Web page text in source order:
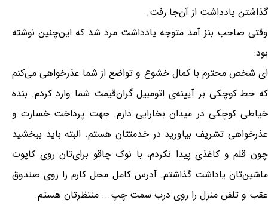
گذاشتن یادداشت از آن‌جا رفت.
وقتی صاحب بنز آمد متوجه یادداشت مرد شد که این‌چنین نوشته
بود:
ای شخص محترم با کمال خشوع و تواضع از شما عذرخواهی می‌کنم
که خط کوچکی بر آیینه‌ی اتومبیل گران‌قیمت شما وارد کردم. بنده
خیاطی کوچکی در میدان بخارایی دارم. جهت پرداخت خسارت و
عذرخواهی تشریف بیاورید در خدمتتان هستم. البته باید ببخشید
چون قلم و کاغذی پیدا نکردم، با نوک چاقو برای‌تان روی کاپوت
ماشین‌تان یاداشت گذاشتم. آدرس کامل محل کارم را روی صندوق
عقب و تلفن منزل را روی درب سمت چپ... منتظرتان هستم.